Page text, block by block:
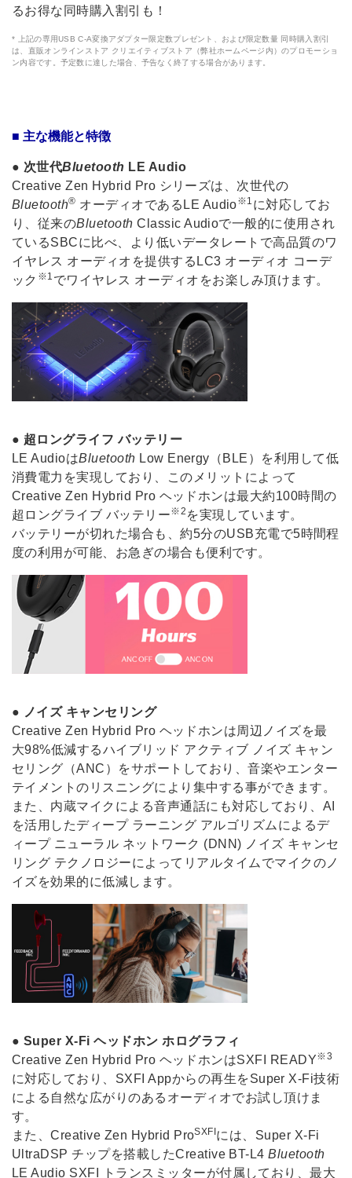
るお得な同時購入割引も！
* 上記の専用USB C-A変換アダプター限定数プレゼント、および限定数量 同時購入割引
は、直販オンラインストア クリエイティブストア（弊社ホームページ内）のプロモーショ
ン内容です。予定数に達した場合、予告なく終了する場合があります。
■ 主な機能と特徴
● 次世代Bluetooth LE Audio
Creative Zen Hybrid Pro シリーズは、次世代の
Bluetooth® オーディオであるLE Audio※1 に対応してお
り、従来のBluetooth Classic Audioで一般的に使用され
ているSBCに比べ、より低いデータレートで高品質のワ
イヤレス オーディオを提供するLC3 オーディオ コーデ
ック ※1 でワイヤレス オーディオをお楽しみ頂けます。
● 超ロングライフ バッテリー
LE AudioはBluetooth Low Energy（BLE）を利用して低
消費電力を実現しており、このメリットによって
Creative Zen Hybrid Pro ヘッドホンは最大約100時間の
超ロングライブ バッテリー※2 を実現しています。
バッテリーが切れた場合も、約5分のUSB充電で5時間程
度の利用が可能、お急ぎの場合も便利です。
● ノイズ キャンセリング
Creative Zen Hybrid Pro ヘッドホンは周辺ノイズを最
大98%低減するハイブリッド アクティブ ノイズ キャン
セリング（ANC）をサポートしており、音楽やエンター
テイメントのリスニングにより集中する事ができます。
また、内蔵マイクによる音声通話にも対応しており、AI
を活用したディープ ラーニング アルゴリズムによるデ
ィープ ニューラル ネットワーク (DNN) ノイズ キャンセ
リング テクノロジーによってリアルタイムでマイクのノ
イズを効果的に低減します。
● Super X-Fi ヘッドホン ホログラフィ
Creative Zen Hybrid Pro ヘッドホンはSXFI READY※3
に対応しており、SXFI Appからの再生をSuper X-Fi技術
による自然な広がりのあるオーディオでお試し頂けま
す。
また、Creative Zen Hybrid ProSXFI には、Super X-Fi
UltraDSP チップを搭載したCreative BT-L4Bluetooth
LE Audio SXFI トランスミッターが付属しており、最大